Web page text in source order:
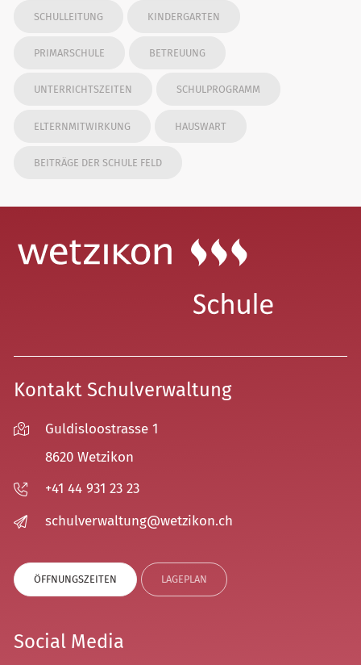
SCHULLEITUNG KINDERGARTEN
PRIMARSCHULE BETREUUNG
UNTERRICHTSZEITEN SCHULPROGRAMM
ELTERNMITWIRKUNG HAUSWART
BEITRÄGE DER SCHULE FELD
Kontakt Schulverwaltung
Guldisloostrasse 1
8620 Wetzikon
+41 44 931 23 23
sch lv rw lt ng w tz k n ch
ÖFFNUNGSZEITEN LAGEPLAN
Social Media